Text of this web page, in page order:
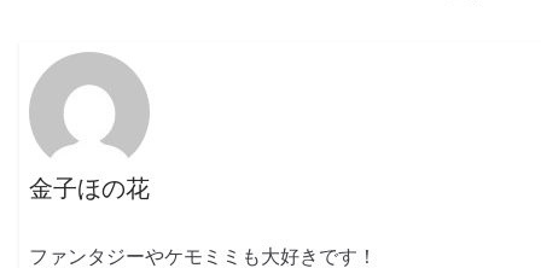
金子ほの花
ファンタジーやケモミミも大好きです！